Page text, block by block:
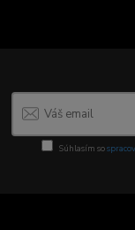
Súhlasím so